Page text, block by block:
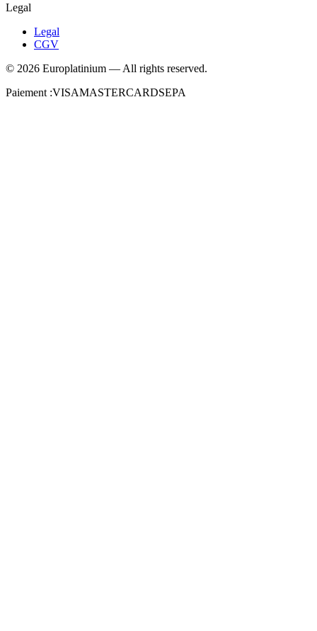
Legal
Legal
CGV
© 2026 Europlatinium — All rights reserved.
Paiement :VISAMASTERCARDSEPA